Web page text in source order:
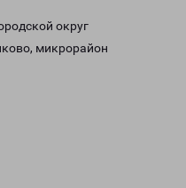
округ
микрорайон